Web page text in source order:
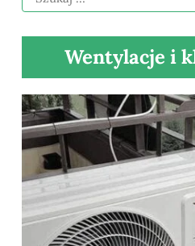
Wentylacje i